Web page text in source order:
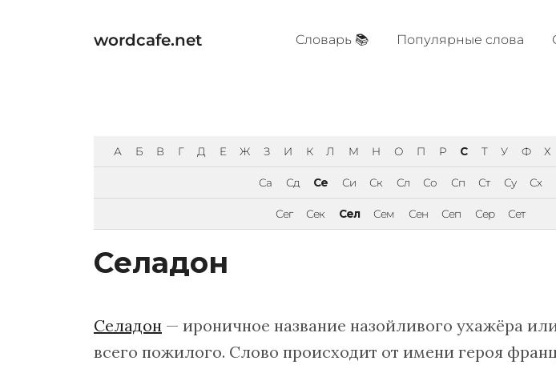
wordcafe.net Cловарь 📚 Популярные cлова
А Б В Г Д Е Ж З И К Л М Н О П Р С Т У Ф Х
Са Сд Се Си Ск Сл Со Сп Ст Су Сх
Сег Сек Сел Сем Сен Сеп Сер Сет
Селадон
Селадон — ироничное название назойливого ухажёра
всего пожилого. Слово происходит от имени героя